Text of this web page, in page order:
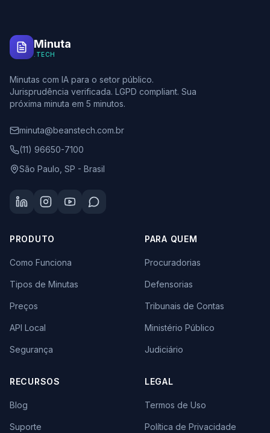
Minuta
.TECH
Minutas com IA para o setor público.
Jurisprudência verificada. LGPD compliant. Sua
próxima minuta em 5 minutos.
minuta@beanstech.com.br
(11) 96650-7100
São Paulo, SP - Brasil
PRODUTO
Como Funciona
Tipos de Minutas
Preços
API Local
Segurança
PARA QUEM
Procuradorias
Defensorias
Tribunais de Contas
Ministério Público
Judiciário
RECURSOS
Blog
Suporte
LEGAL
Termos de Uso
Política de Privacidade